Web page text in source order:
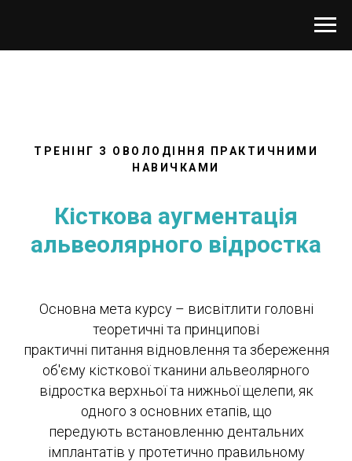
ТРЕНІНГ З ОВОЛОДІННЯ ПРАКТИЧНИМИ
НАВИЧКАМИ
Кісткова аугментація
альвеолярного відростка
Основна мета курсу – висвітлити головні
теоретичні та принципові
практичні питання відновлення та збереження
об'єму кісткової тканини альвеолярного
відростка верхньої та нижньої щелепи, як
одного з основних етапів, що
передують встановленню дентальних
імплантатів у протетично правильному